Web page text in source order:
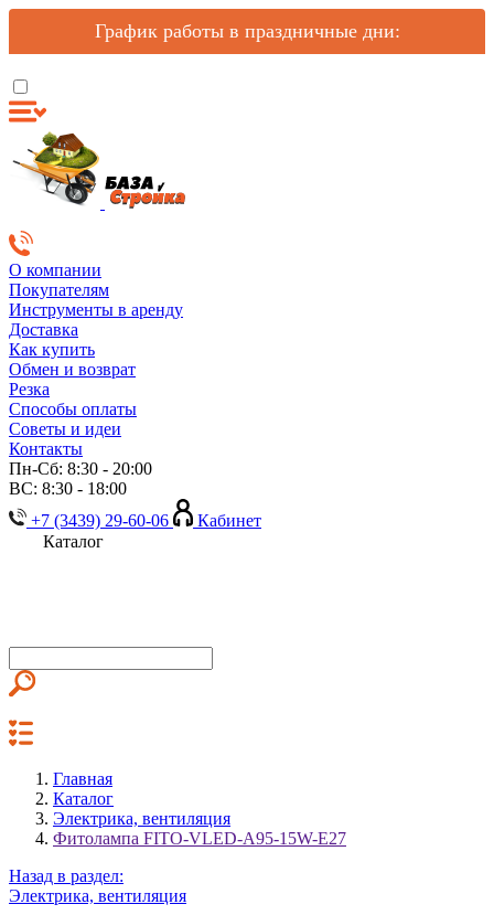
График работы в праздничные дни:
О компании
Покупателям
Инструменты в аренду
Доставка
Как купить
Обмен и возврат
Резка
Способы оплаты
Советы и идеи
Контакты
Пн-Сб: 8:30 - 20:00
ВС: 8:30 - 18:00
+7 (3439) 29-60-06
Кабинет
Каталог
Главная
Каталог
Электрика, вентиляция
Фитолампа FITO-VLED-A95-15W-E27
Назад в раздел:
Электрика, вентиляция